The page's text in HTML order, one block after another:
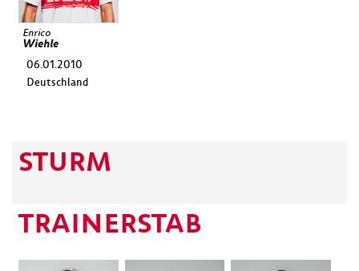
Enrico
Wiehle
06.01.2010
Deutschland
STURM
TRAINERSTAB